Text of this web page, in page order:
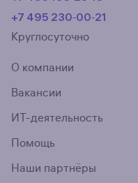
+7 495 230‑00‑21
Круглосуточно
О компании
Вакансии
ИТ-деятельность
Помощь
Наши партнёры